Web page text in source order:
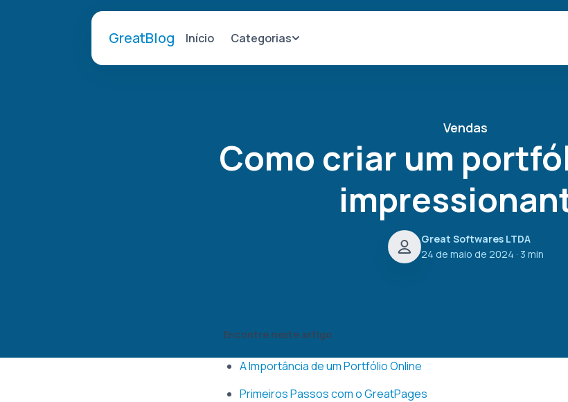
GreatBlog Início Categorias
Vendas
Como criar um
Great Softwares LTDA
24 de maio de 2024 · 3 min
Encontre neste artigo
A Importância de um Portfólio Online
Primeiros Passos com o GreatPages